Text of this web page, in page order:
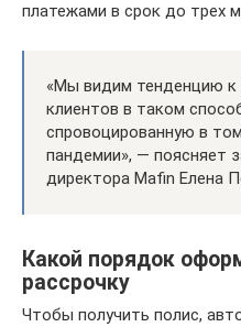
платежами в срок до трех
«Мы видим тенденцию к
клиентов в таком
спровоцированную в
пандемии», — поясняет
директора Mafin Елена
Какой порядок
рассрочку
Чтобы получить полис,